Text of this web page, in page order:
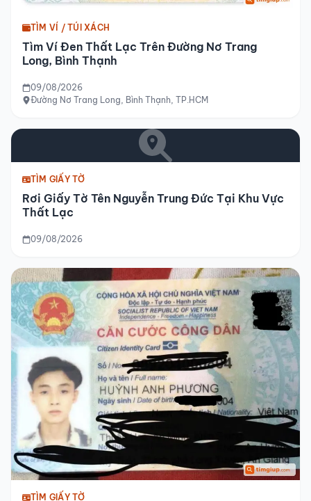
TÌM VÍ / TÚI XÁCH
Tìm Ví Đen Thất Lạc Trên Đường Nơ Trang
Long, Bình Thạnh
09/08/2026
Đường Nơ Trang Long, Bình Thạnh, TP.HCM
TÌM GIẤY TỜ
Rơi Giấy Tờ Tên Nguyễn Trung Đức Tại Khu Vực
Thất Lạc
09/08/2026
TÌM GIẤY TỜ